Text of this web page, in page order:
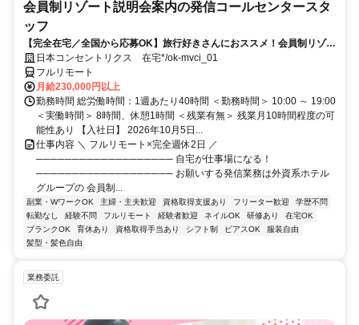
会員制リゾート説明会案内の発信コールセンタースタ
ッフ
【完全在宅／全国から応募OK】旅行好きさんにおススメ！会員制リゾー
トのご案内×テレワーク・リモートワーク◎月収34万円以上も可能！
日本コンセントリクス 在宅*/ok-mvci_01
フルリモート
月給230,000円以上
勤務時間 総労働時間：1週あたり40時間 ＜勤務時間＞ 10:00 ～ 19:00
＜実働時間＞ 8時間、休憩1時間 ＜残業有無＞ 残業月10時間程度の可
能性あり 【入社日】 2026年10月5日...
仕事内容 ＼ フルリモート×完全週休2日 ／
─────────────────── 自宅が仕事場になる！
─────────────────── お願いする発信業務は外資系ホテル
グループの 会員制...
副業・WワークOK 主婦・主夫歓迎 資格取得支援あり フリーター歓迎
学歴不問
転勤なし
経験不問 フルリモート 経験者歓迎 ネイルOK 研修あり
在宅OK
ブランクOK
育休あり 資格取得手当あり シフト制 ピアスOK
服装自由
髪型・髪色自由
業務委託